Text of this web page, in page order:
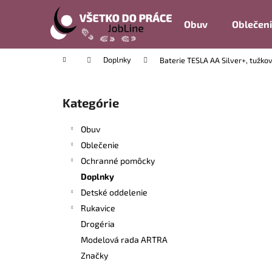
Obuv
Domov Doplnky Baterie TESLA AA Silver+,
Preskočiť
kategórie
Kategórie
Obuv
Oblečenie
Ochranné pomôcky
Doplnky
Detské oddelenie
Rukavice
Drogéria
Modelová rada ARTRA
Značky
í
Späť
do
Späť
do